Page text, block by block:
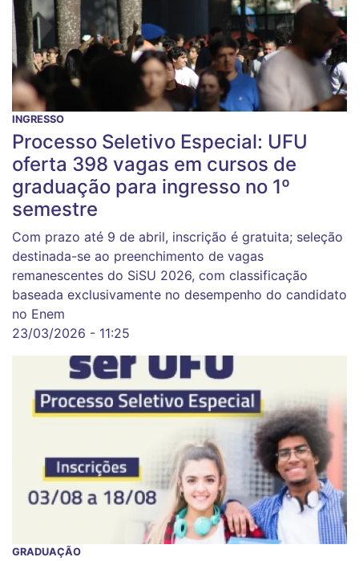
INGRESSO
Processo Seletivo Especial: UFU
oferta 398 vagas em cursos de
graduação para ingresso no 1º
semestre
Com prazo até 9 de abril, inscrição é gratuita; seleção
destinada-se ao preenchimento de vagas
remanescentes do SiSU 2026, com classificação
baseada exclusivamente no desempenho do candidato
no Enem
23/03/2026 - 11:25
GRADUAÇÃO